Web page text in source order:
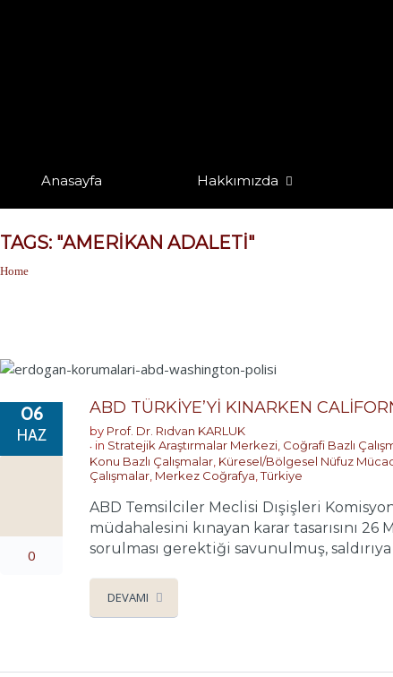
Anasayfa Hakkımızda
TAGS: "AMERIKAN ADALETI"
Home
06
HAZ
0
ABD TÜRKİYE’Yİ KINARKEN
by Prof. Dr. Rıdvan KARLUK
in Stratejik Araştırmalar Merkezi Coğrafi Bazlı
Konu Bazlı Çalışmalar Küresel/Bölgesel Nüfuz
Çalışmalar Merkez Coğrafya ,Türkiye
ABD Temsilciler Meclisi Dışişleri
müdahalesini kınayan karar tasarısını
sorulması gerektiği savunulmuş,
DEVAMI